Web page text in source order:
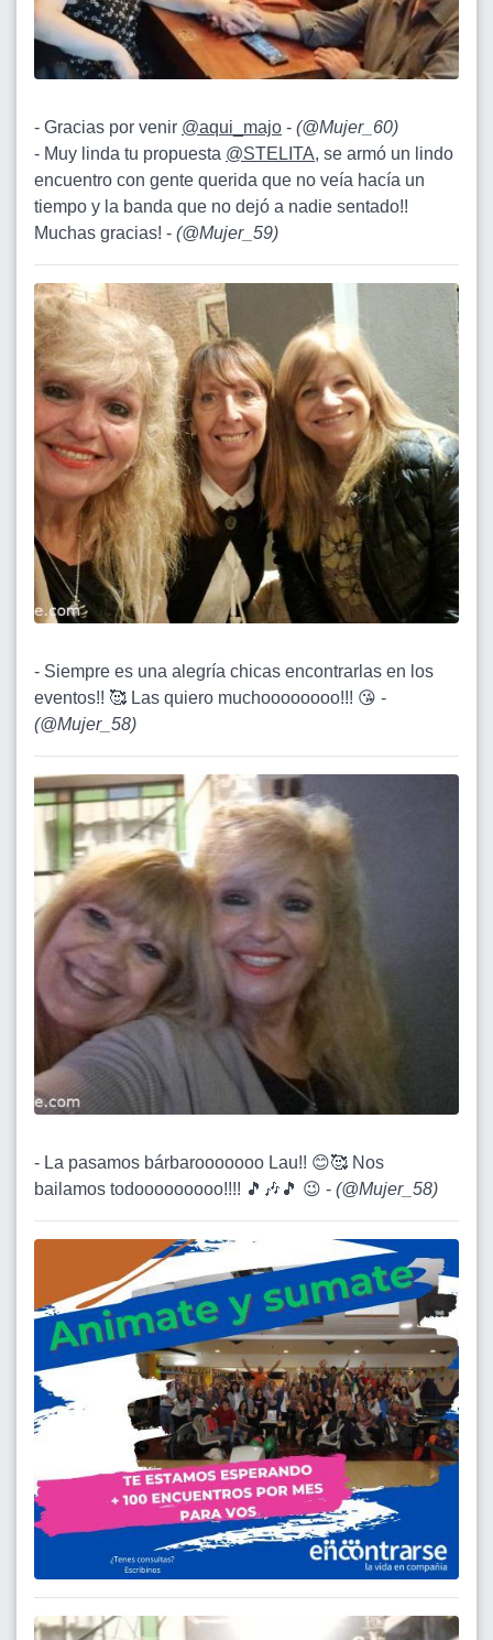
- Gracias por venir @aqui_majo - (@Mujer_60)
- Muy linda tu propuesta @STELITA, se armó un lindo
encuentro con gente querida que no veía hacía un
tiempo y la banda que no dejó a nadie sentado!!
Muchas gracias! - (@Mujer_59)
- Siempre es una alegría chicas encontrarlas en los
eventos!! 🥰 Las quiero muchoooooooo!!! 😘 -
(@Mujer_58)
- La pasamos bárbarooooooo Lau!! 😊🥰 Nos
bailamos todooooooooo!!!! 🎵🎶🎵 😉 - (@Mujer_58)